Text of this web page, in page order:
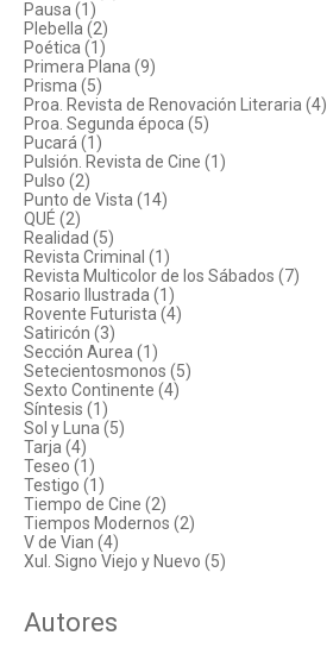
Pausa (1)
Plebella (2)
Poética (1)
Primera Plana (9)
Prisma (5)
Proa. Revista de Renovación Literaria (4)
Proa. Segunda época (5)
Pucará (1)
Pulsión. Revista de Cine (1)
Pulso (2)
Punto de Vista (14)
QUÉ (2)
Realidad (5)
Revista Criminal (1)
Revista Multicolor de los Sábados (7)
Rosario Ilustrada (1)
Rovente Futurista (4)
Satiricón (3)
Sección Aurea (1)
Setecientosmonos (5)
Sexto Continente (4)
Síntesis (1)
Sol y Luna (5)
Tarja (4)
Teseo (1)
Testigo (1)
Tiempo de Cine (2)
Tiempos Modernos (2)
V de Vian (4)
Xul. Signo Viejo y Nuevo (5)
Autores